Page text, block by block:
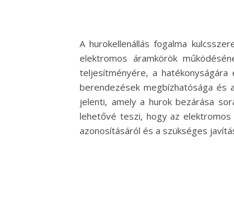
A hurokellenállás fogalma
elektromos áramkörök
teljesítményére, a hatékonyságára
berendezések megbízhatósága és
jelenti, amely a hurok bezárása
lehetővé teszi, hogy az
azonosításáról és a szükséges